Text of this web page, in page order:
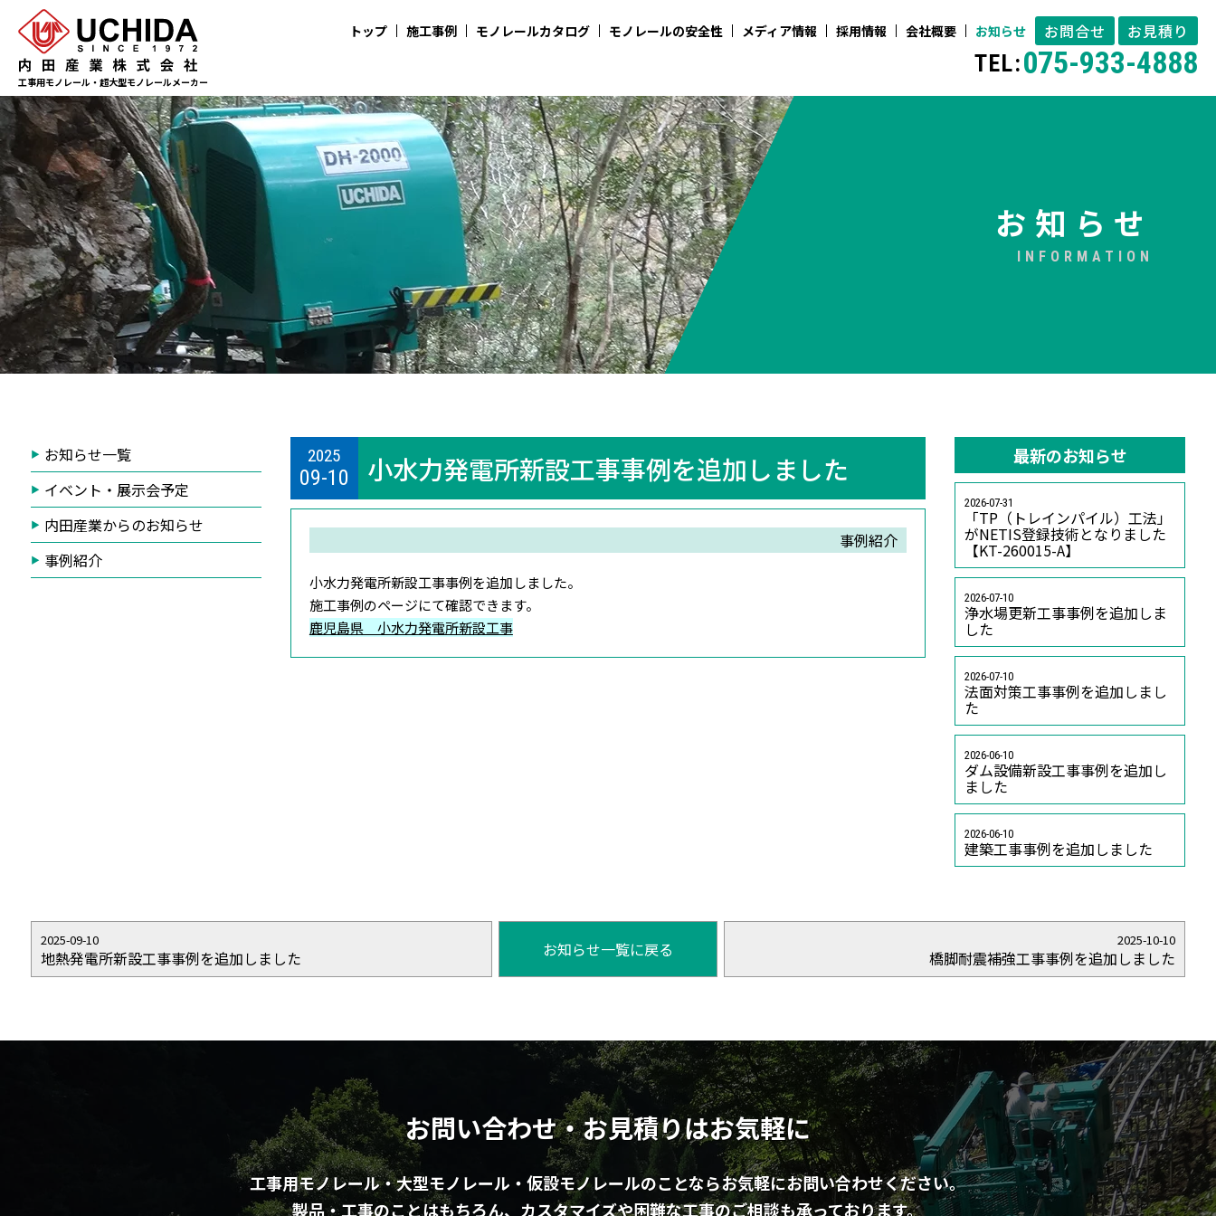
工事用モノレール・超大型モノレールメーカー
トップ 施工事例 モノレールカタログ モノレールの安全性 メディア情報 採用情報 会社概要 お知らせ お問合せ お見積り
TEL:075-933-4888
お知らせ
INFORMATION
お知らせ一覧
イベント・展示会予定
内田産業からのお知らせ
事例紹介
2025
09-10 小水力発電所新設工事事例を追加しました
事例紹介
小水力発電所新設工事事例を追加しました。
施工事例のページにて確認できます。
鹿児島県 小水力発電所新設工事
最新のお知らせ
2026-07-31
「TP（トレインパイル）工法」
がNETIS登録技術となりました
【KT-260015-A】
2026-07-10
浄水場更新工事事例を追加しま
した
2026-07-10
法面対策工事事例を追加しまし
た
2026-06-10
ダム設備新設工事事例を追加し
ました
2026-06-10
建築工事事例を追加しました
2025-09-10
地熱発電所新設工事事例を追加しました お知らせ一覧に戻る 2025-10-10
橋脚耐震補強工事事例を追加しました
お問い合わせ・お見積りはお気軽に
工事用モノレール・大型モノレール・仮設モノレールのことならお気軽にお問い合わせください。
製品・工事のことはもちろん、カスタマイズや困難な工事のご相談も承っております。